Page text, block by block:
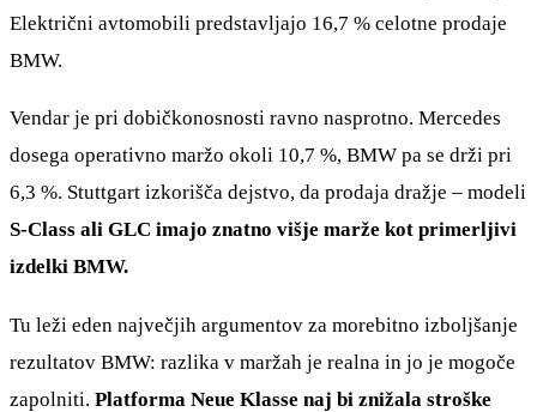
Električni avtomobili predstavljajo 16,7 % celotne prodaje
BMW.
Vendar je pri dobičkonosnosti ravno nasprotno. Mercedes
dosega operativno maržo okoli 10,7 %, BMW pa se drži pri
6,3 %. Stuttgart izkorišča dejstvo, da prodaja dražje – modeli
S-Class ali GLC imajo znatno višje marže kot primerljivi
izdelki BMW.
Tu leži eden največjih argumentov za morebitno izboljšanje
rezultatov BMW: razlika v maržah je realna in jo je mogoče
zapolniti. Platforma Neue Klasse naj bi znižala stroške